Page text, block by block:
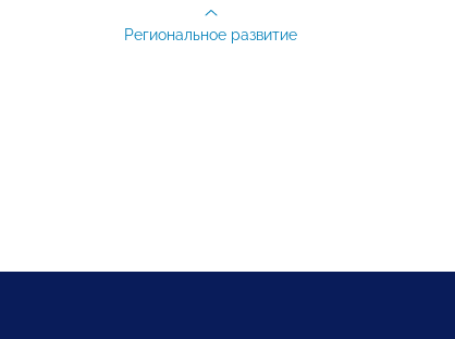
Региональное развитие